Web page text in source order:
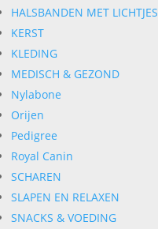
HALSBANDEN MET LICHTJES
KERST
KLEDING
MEDISCH & GEZOND
Nylabone
Orijen
Pedigree
Royal Canin
SCHAREN
SLAPEN EN RELAXEN
SNACKS & VOEDING